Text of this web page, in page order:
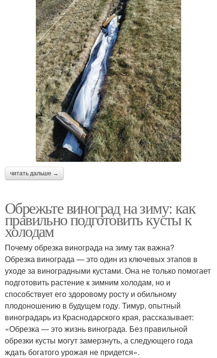
читать дальше →
Обрежьте виноград на зиму: как
правильно подготовить кусты к
холодам
Почему обрезка винограда на зиму так важна?
Обрезка винограда — это один из ключевых этапов в
уходе за виноградными кустами. Она не только помогает
подготовить растение к зимним холодам, но и
способствует его здоровому росту и обильному
плодоношению в будущем году. Тимур, опытный
виноградарь из Краснодарского края, рассказывает:
«Обрезка — это жизнь винограда. Без правильной
обрезки кусты могут замерзнуть, а следующего года
ждать богатого урожая не придется».